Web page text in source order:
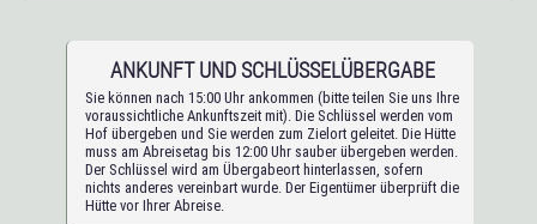
ANKUNFT UND SCHLÜSSELÜBERGABE
Sie können nach 15:00 Uhr ankommen (bitte teilen Sie uns Ihre
voraussichtliche Ankunftszeit mit). Die Schlüssel werden vom
Hof übergeben und Sie werden zum Zielort geleitet. Die Hütte
muss am Abreisetag bis 12:00 Uhr sauber übergeben werden.
Der Schlüssel wird am Übergabeort hinterlassen, sofern
nichts anderes vereinbart wurde. Der Eigentümer überprüft die
Hütte vor Ihrer Abreise.